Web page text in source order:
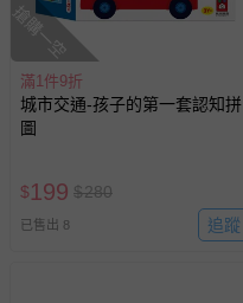
搶購一空
滿1件9折
城市交通-孩子的第一套認知拼
圖
$199 $280
已售出 8 追蹤